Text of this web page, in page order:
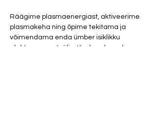
Räägime plasmaenergiast, aktiveerime
plasmakeha ning õpime tekitama ja
võimendama enda ümber isiklikku
elektromagnetvälja. Keskendume ka